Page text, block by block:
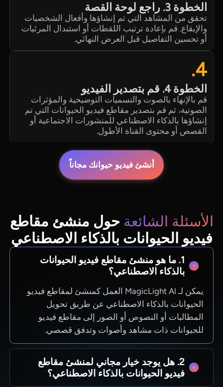
الخطوة 3. راجع لوحة القصة
تحقق من المشاهد التي تم إنشاؤها وأفعال الشخصيات
والإيقاع. قم بإعادة ترتيب اللقطات أو استبدال المرئيات
أو تحسين التفاصيل قبل العرض النهائي.
4.
الخطوة 4. قم بتصدير الفيديو
قم بالإنهاء بالصوت والتسميات التوضيحية والمؤثرات
الصوتية، ثم قم بتصدير مقاطع فيديو الحيوانات التي تم
إنشاؤها بالذكاء الاصطناعي للمنشورات الاجتماعية أو
القصص أو محتوى القناة الأطول.
أنشئ فيديو حيوانك مجاناً
الأسئلة الشائعة حول منشئ مقاطع
فيديو الحيوانات بالذكاء الاصطناعي
1. ما هو منشئ مقاطع فيديو الحيوانات
بالذكاء الاصطناعي؟
يمكن لـ MagicLight Al العمل كمنشئ لمقاطع فيديو
الحيوانات بالذكاء الاصطناعي عن طريق تحويل
المطالبات أو النصوص أو الصور إلى مقاطع فيديو
للحيوانات ذات مشاهد وأصوات وتدفق قصصي.
2. هل يوجد خيار مجاني لمنشئ مقاطع
فيديو الحيوانات بالذكاء الاصطناعي؟